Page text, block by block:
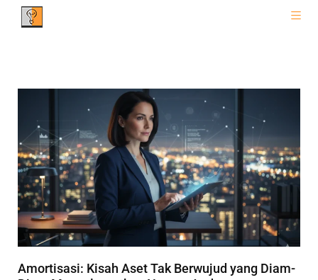
Amortisasi: Kisah Aset Tak Berwujud yang Diam-